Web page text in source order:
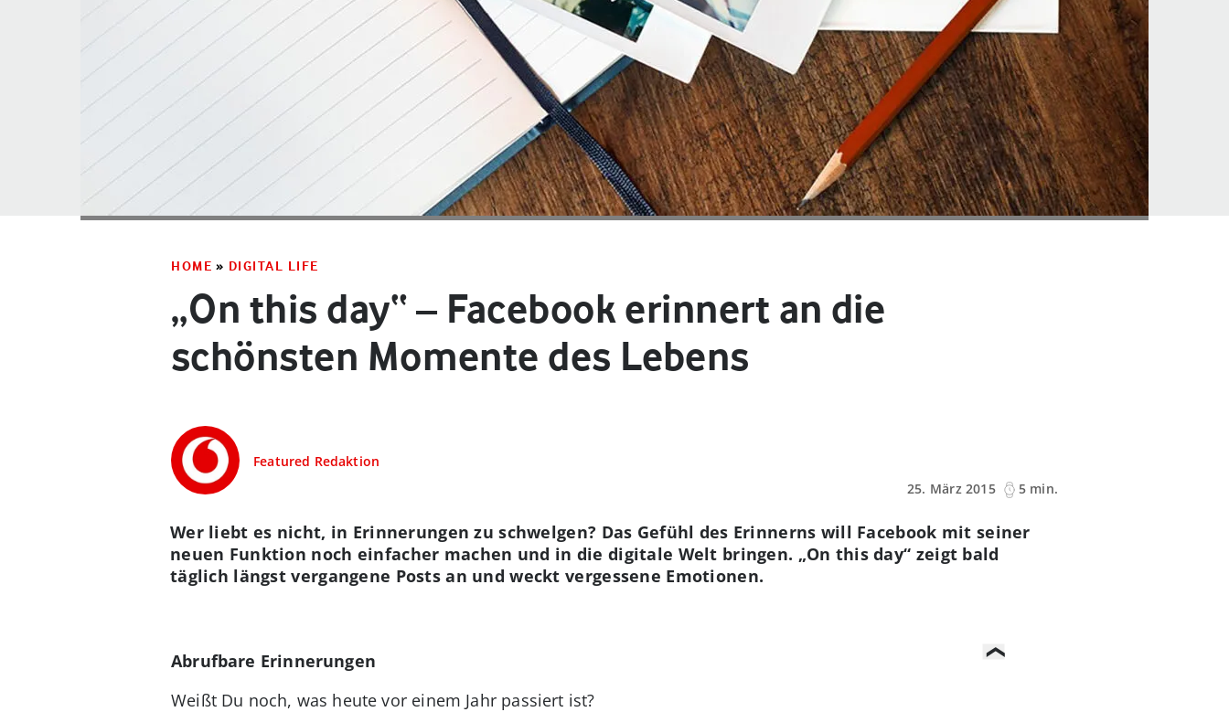
HOME » DIGITAL LIFE
„On this day“ – Facebook erinnert an die
schönsten Momente des Lebens
Featured Redaktion
25. März 2015
5 min.
Wer liebt es nicht, in Erinnerungen zu schwelgen? Das Gefühl des Erinnerns will Facebook mit seiner
neuen Funktion noch einfacher machen und in die digitale Welt bringen. „On this day“ zeigt bald
täglich längst vergangene Posts an und weckt vergessene Emotionen.
Abrufbare Erinnerungen
Weißt Du noch, was heute vor einem Jahr passiert ist?